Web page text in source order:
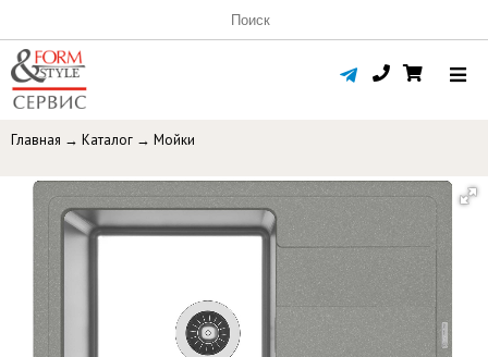
Главная → Каталог → Мойки